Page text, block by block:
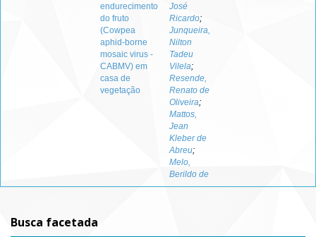
endurecimento
do fruto
(Cowpea
aphid-borne
mosaic virus -
CABMV) em
casa de
vegetação
José
Ricardo;
Junqueira,
Nilton
Tadeu
Vilela;
Resende,
Renato de
Oliveira;
Mattos,
Jean
Kleber de
Abreu;
Melo,
Berildo de
Busca facetada